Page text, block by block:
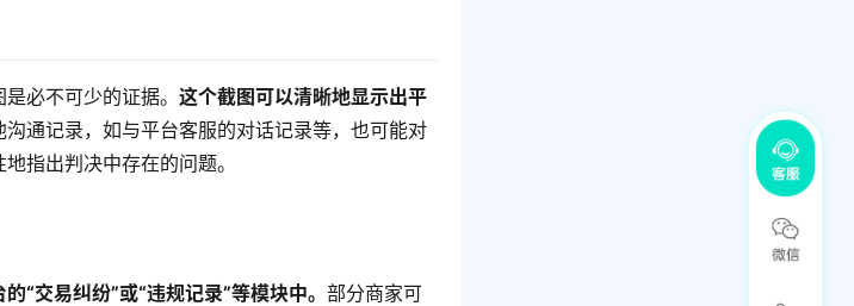
必不可少的证据。这个截图可以清晰地显示出平
通记录，如与平台客服的对话记录等，也可能对
指出判决中存在的问题。
“交易纠纷”或“违规记录”等模块中。部分商家可